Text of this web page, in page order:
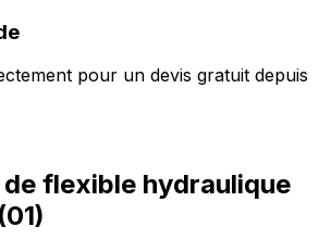
pour un devis gratuit depuis
flexible hydraulique
(01)